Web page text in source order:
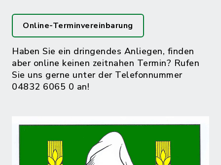
Online-Terminvereinbarung
Haben Sie ein dringendes Anliegen, finden
aber online keinen zeitnahen Termin? Rufen
Sie uns gerne unter der Telefonnummer
04832 6065 0 an!